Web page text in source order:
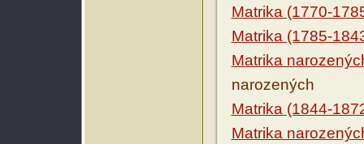
Matrika (1770-
Matrika (1785-
Matrika
narozených
Matrika (1844-
Matrika